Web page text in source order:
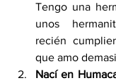
Tengo una
unos
recién
que amo
Nací en